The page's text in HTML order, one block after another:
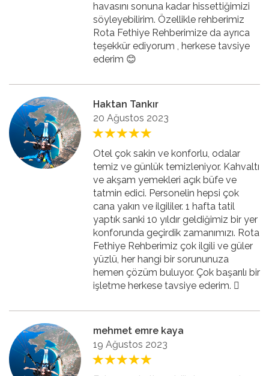
havasını sonuna kadar hissettiğimizi
söyleyebilirim. Özellikle rehberimiz
Rota Fethiye Rehberimize da ayrıca
teşekkür ediyorum , herkese tavsiye
ederim 😊
Haktan Tankır
20 Ağustos 2023
Otel çok sakin ve konforlu, odalar
temiz ve günlük temizleniyor. Kahvaltı
ve akşam yemekleri açık büfe ve
tatmin edici. Personelin hepsi çok
cana yakın ve ilgililer. 1 hafta tatil
yaptık sanki 10 yıldır geldiğimiz bir yer
konforunda geçirdik zamanımızı. Rota
Fethiye Rehberimiz çok ilgili ve güler
yüzlü, her hangi bir sorununuza
hemen çözüm buluyor. Çok başarılı bir
işletme herkese tavsiye ederim. 🏻
mehmet emre kaya
19 Ağustos 2023